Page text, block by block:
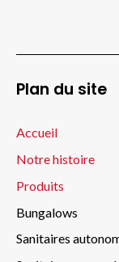
Plan du site
Accueil
Notre histoire
Produits
Bungalows
Sanitaires